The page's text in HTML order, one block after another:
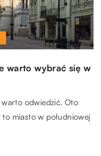
warto wybrać się w
odwiedzić. Oto
miasto w południowej